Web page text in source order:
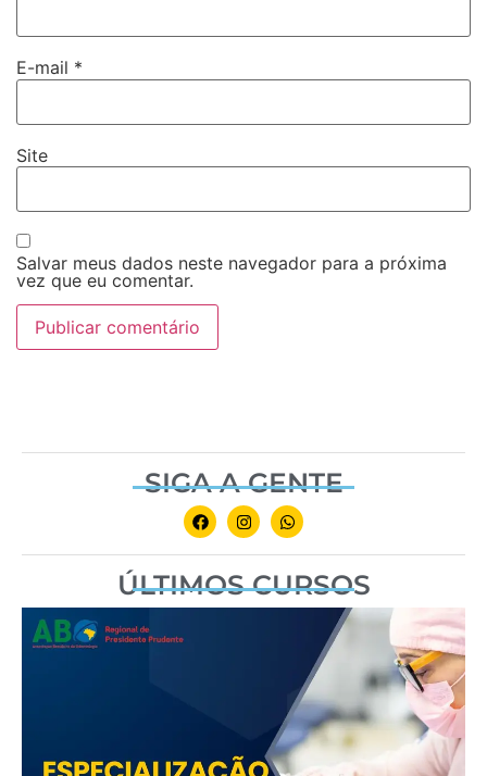
E-mail *
Site
Salvar meus dados neste navegador para a próxima
vez que eu comentar.
SIGA A GENTE
ÚLTIMOS CURSOS